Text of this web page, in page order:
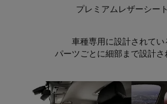
プレミアムレザーシー
車種専用に設計されてい
パーツごとに細部まで設計さ